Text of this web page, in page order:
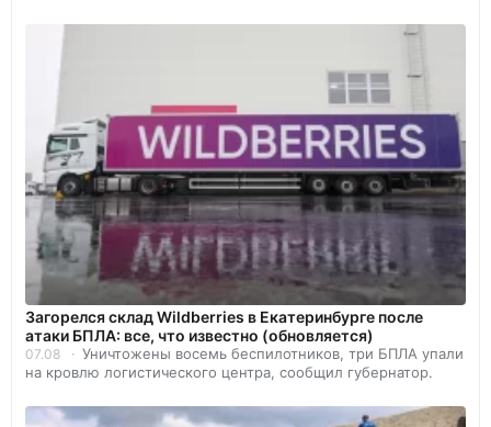
Загорелся склад Wildberries в Екатеринбурге после
атаки БПЛА: все, что известно (обновляется)
07.08
Уничтожены восемь беспилотников, три БПЛА упали
на кровлю логистического центра, сообщил губернатор.